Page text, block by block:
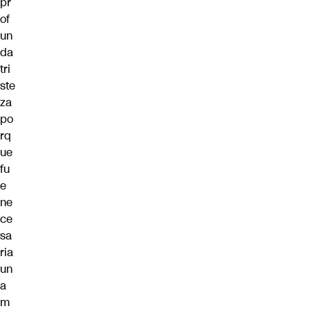
of
un
da
tri
ste
za
po
rq
ue
fu
e
ne
ce
sa
ria
un
a
m